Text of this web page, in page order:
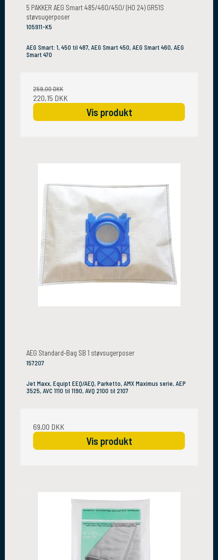
5 PAKKER AEG Smart 485/460/450/ (HO 24) GR51S
støvsugerposer
105911-K5
AEG Smart: 1, 450 til 487, AEG Smart 450, AEG Smart 460, AEG
Smart 470
259,00 DKK
220,15 DKK
Vis produkt
AEG Standard-Bag SB 1 støvsugerposer
157207
Jet Maxx, Equipt EEQ/AEQ, Parketto, AMX Maximus serie, AEP
3525, AVC 1110 til 1190, AVQ 2100 til 2107
69,00 DKK
Vis produkt